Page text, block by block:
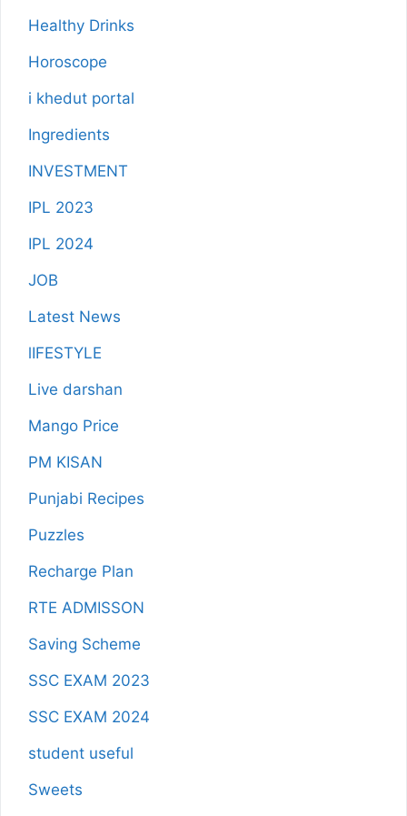
Healthy Drinks
Horoscope
i khedut portal
Ingredients
INVESTMENT
IPL 2023
IPL 2024
JOB
Latest News
lIFESTYLE
Live darshan
Mango Price
PM KISAN
Punjabi Recipes
Puzzles
Recharge Plan
RTE ADMISSON
Saving Scheme
SSC EXAM 2023
SSC EXAM 2024
student useful
Sweets